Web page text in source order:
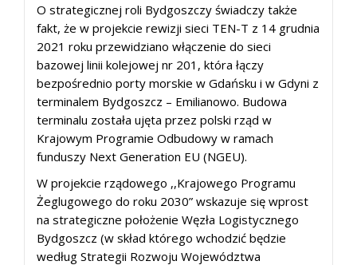
O strategicznej roli Bydgoszczy świadczy także
fakt, że w projekcie rewizji sieci TEN-T z 14 grudnia
2021 roku przewidziano włączenie do sieci
bazowej linii kolejowej nr 201, która łączy
bezpośrednio porty morskie w Gdańsku i w Gdyni z
terminalem Bydgoszcz – Emilianowo. Budowa
terminalu została ujęta przez polski rząd w
Krajowym Programie Odbudowy w ramach
funduszy Next Generation EU (NGEU).
W projekcie rządowego ,,Krajowego Programu
Żeglugowego do roku 2030” wskazuje się wprost
na strategiczne położenie Węzła Logistycznego
Bydgoszcz (w skład którego wchodzić będzie
według Strategii Rozwoju Województwa